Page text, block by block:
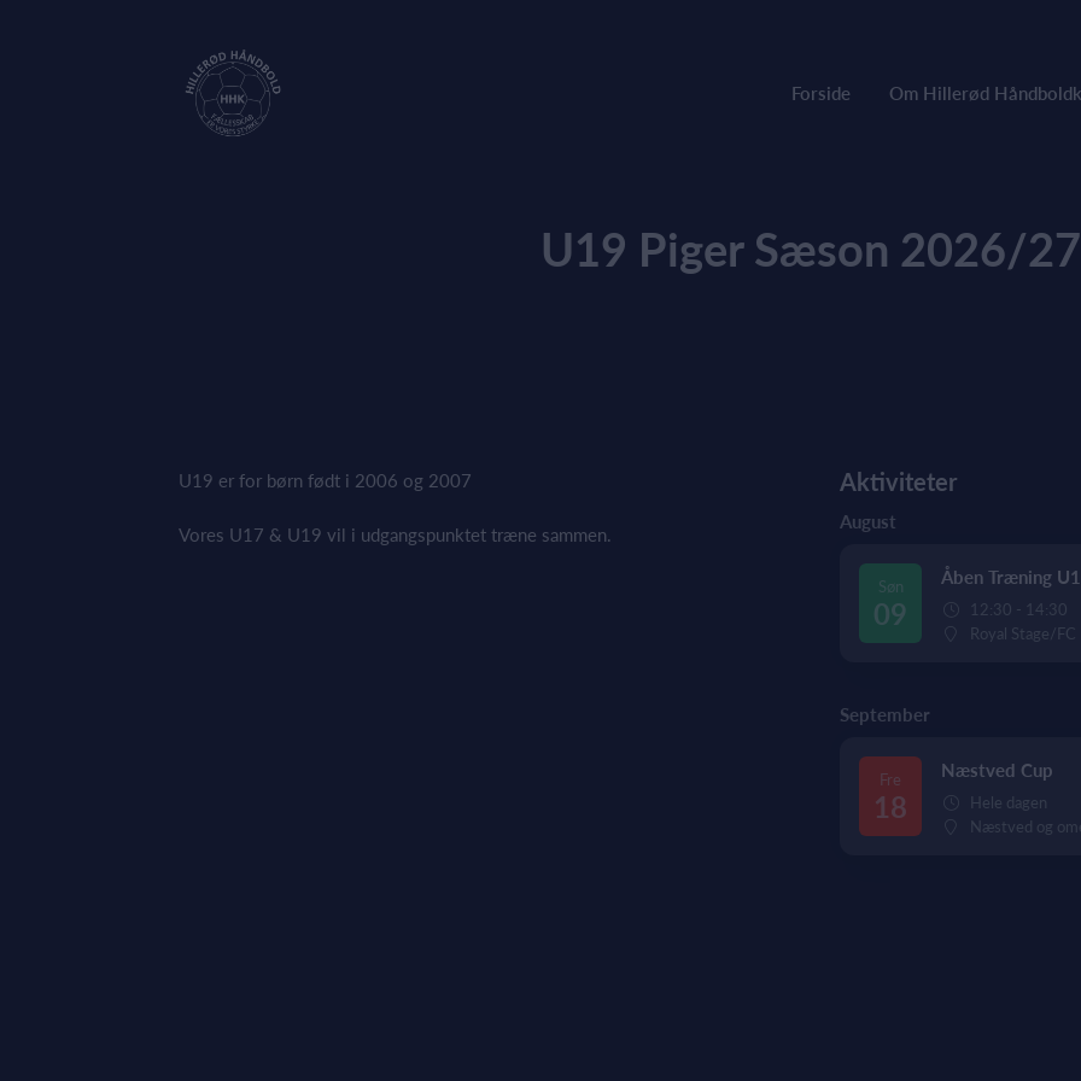
Forside Om Hillerød
U19 Piger Sæson 2026/27
U19 er for børn født i 2006 og 2007
Vores U17 & U19 vil i udgangspunktet træne sammen.
Aktiviteter
August
Søn
09
Åben Træning
12:30 - 14:30
Royal Stage/FC
September
Fre
18
Næstved Cup
Hele dagen
Næstved og